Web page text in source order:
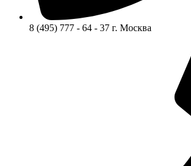
8 (495) 777 - 64 - 37 г. Москва